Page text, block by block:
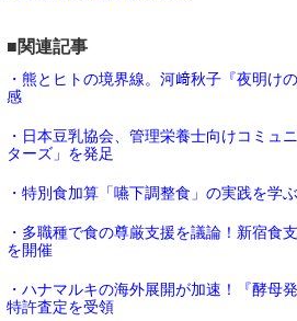
■関連記事
・熊とヒトの境界線。河﨑秋子『夜明け
感
・日本豆乳協会、管理栄養士向けコミュ
ターズ」を発足
・特別食加算「嚥下調整食」の実践を学
・多職種で食の尊厳支援を議論！新宿食
を開催
・ハナマルキの海外展開が加速！『酵母
特許査定を受領